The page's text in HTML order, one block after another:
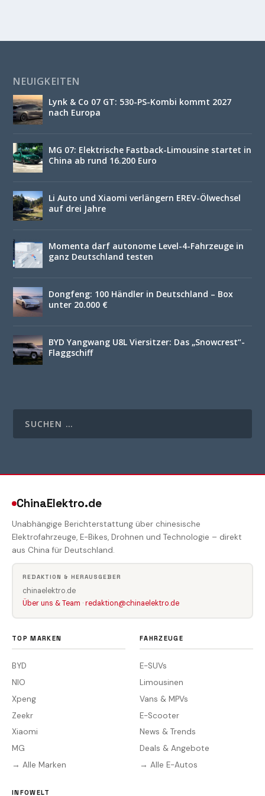
NEUIGKEITEN
Lynk & Co 07 GT: 530-PS-Kombi kommt 2027
nach Europa
MG 07: Elektrische Fastback-Limousine startet in
China ab rund 16.200 Euro
Li Auto und Xiaomi verlängern EREV-Ölwechsel
auf drei Jahre
Momenta darf autonome Level-4-Fahrzeuge in
ganz Deutschland testen
Dongfeng: 100 Händler in Deutschland – Box
unter 20.000 €
BYD Yangwang U8L Viersitzer: Das „Snowcrest“-
Flaggschiff
ChinaElektro.de
Unabhängige Berichterstattung über chinesische
Elektrofahrzeuge, E-Bikes, Drohnen und Technologie – direkt
aus China für Deutschland.
REDAKTION & HERAUSGEBER
chinaelektro.de
Über uns & Team ·redaktion@chinaelektro.de
TOP MARKEN
BYD
NIO
Xpeng
Zeekr
Xiaomi
MG
→ Alle Marken
FAHRZEUGE
E-SUVs
Limousinen
Vans & MPVs
E-Scooter
News & Trends
Deals & Angebote
→ Alle E-Autos
INFOWELT